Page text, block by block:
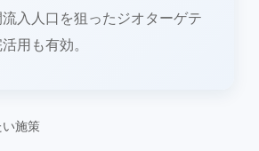
入人口を狙ったジオターゲテ
用も有効。
い施策